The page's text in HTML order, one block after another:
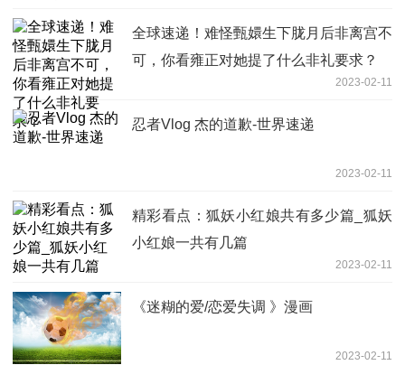
全球速递！难怪甄嬛生下胧月后非离宫不
可，你看雍正对她提了什么非礼要求？
2023-02-11
忍者Vlog 杰的道歉-世界速递
2023-02-11
精彩看点：狐妖小红娘共有多少篇_狐妖
小红娘一共有几篇
2023-02-11
《迷糊的爱/恋爱失调 》漫画
2023-02-11